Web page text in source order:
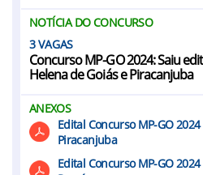
NOTÍCIA DO CONCURSO
3
Concurso MP-GO 2024: Saiu
Helena de Goiás e Piracanjuba
ANEXOS
Edital Concurso MP-GO
Piracanjuba
Edital Concurso MP-GO